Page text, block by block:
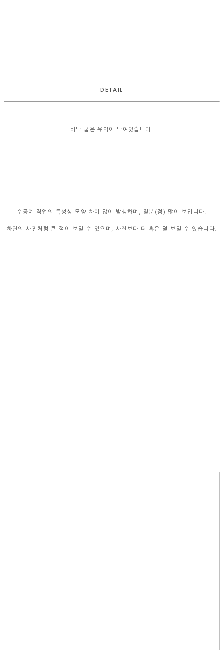
DETAIL
바닥 굽은 유약이 닦여있습니다.
수공예 작업의 특성상 모양 차이 많이 발생하며, 철분(점) 많이 보입니다.
하단의 사진처럼 큰 점이 보일 수 있으며, 사진보다 더 혹은 덜 보일 수 있습니다.